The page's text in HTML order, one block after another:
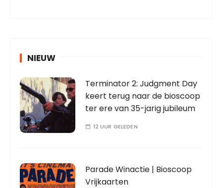
NIEUW
Terminator 2: Judgment Day
keert terug naar de bioscoop
ter ere van 35-jarig jubileum
12 UUR GELEDEN
Parade Winactie | Bioscoop
Vrijkaarten